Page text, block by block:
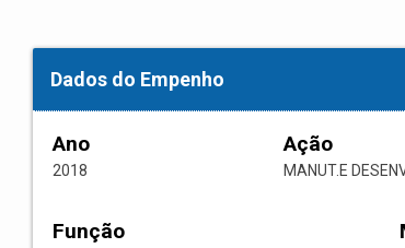
Dados do Empenho
Ano
2018
Ação
MANUT.E
Função